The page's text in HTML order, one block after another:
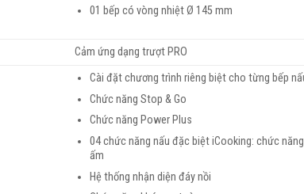
01 bếp có vòng nhiệt Ø 145 mm
Cảm ứng dạng trượt PRO
Cài đặt chương trình riêng biệt cho từng bếp
Chức năng Stop & Go
Chức năng Power Plus
04 chức năng nấu đặc biệt iCooking: chức
ấm
Hệ thống nhận diện đáy nồi